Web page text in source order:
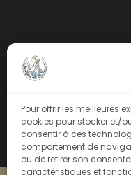
Pour offrir les meilleures
cookies pour stocker et/
consentir à ces
comportement de
ou de retirer son
caractéristiques et